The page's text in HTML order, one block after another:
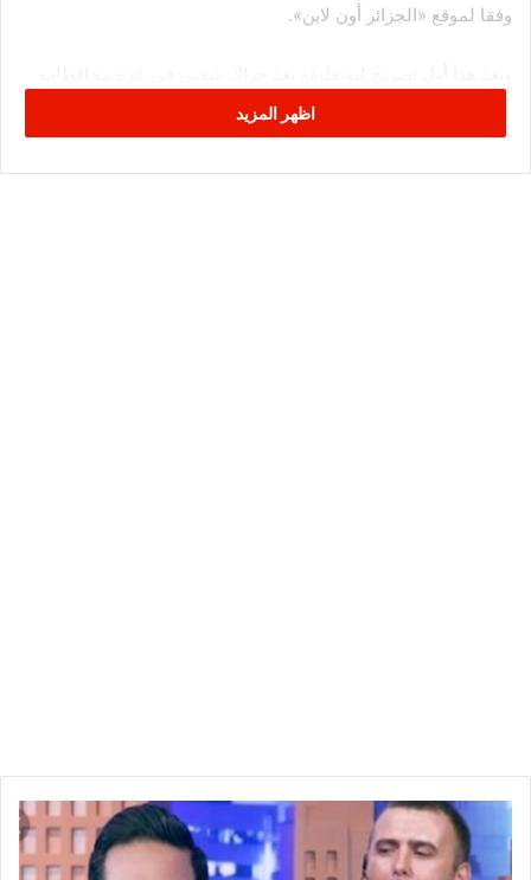
وفقا لموقع «الجزائر أون لاين».
يطالبه بالعدول عن الترشح لولاية خامسة في انتخابات الرئاسة
المقررة في 18 افريل القادم.
اظهر المزيد
ت
ح